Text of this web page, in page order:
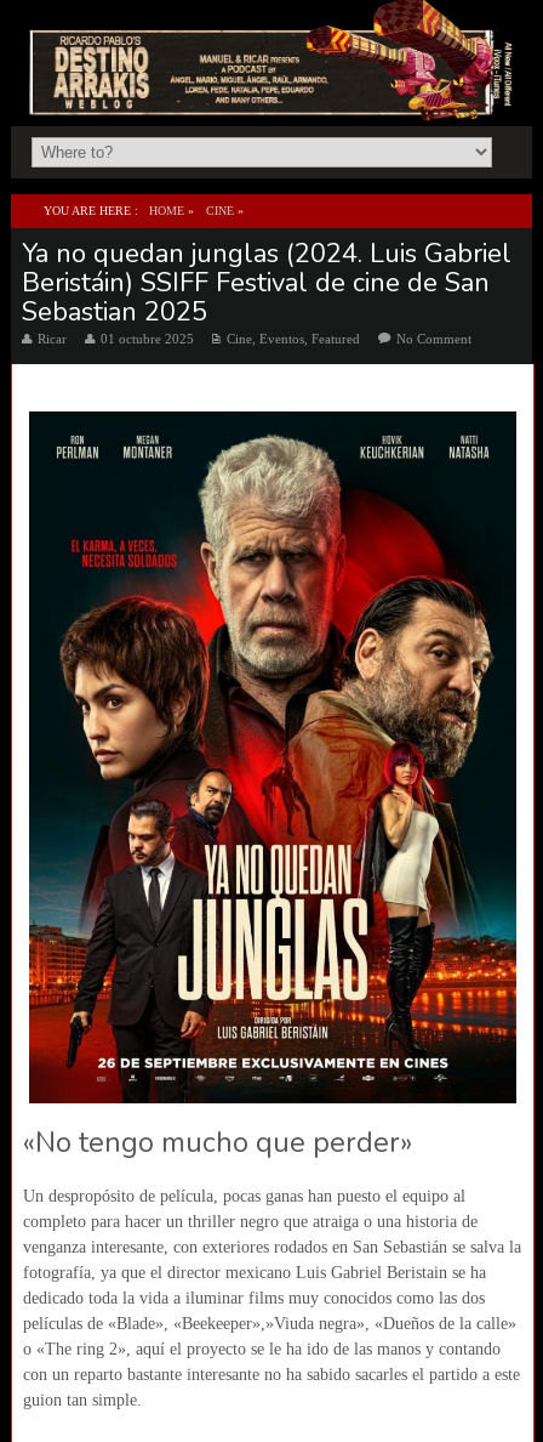
YOU ARE HERE : HOME » CINE »
YA NO QUEDAN JUNGLAS (2024. LUIS GABRIEL BERISTÁIN) SSIFF FESTIVAL DE CINE
DE SAN SEBASTIAN 2025
Ya no quedan junglas (2024. Luis Gabriel
Beristáin) SSIFF Festival de cine de San
Sebastian 2025
Ricar 01 octubre 2025 Cine, Eventos, Featured No Comment
«No tengo mucho que perder»
Un despropósito de película, pocas ganas han puesto el equipo al
completo para hacer un thriller negro que atraiga o una historia de
venganza interesante, con exteriores rodados en San Sebastián se salva la
fotografía, ya que el director mexicano Luis Gabriel Beristain se ha
dedicado toda la vida a iluminar films muy conocidos como las dos
películas de «Blade», «Beekeeper»,»Viuda negra», «Dueños de la calle»
o «The ring 2», aquí el proyecto se le ha ido de las manos y contando
con un reparto bastante interesante no ha sabido sacarles el partido a este
guion tan simple.